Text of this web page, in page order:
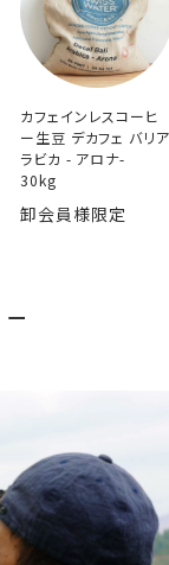
カフェインレスコーヒ
ー生豆 デカフェ バリア
ラビカ - アロナ-
30kg
卸会員様限定